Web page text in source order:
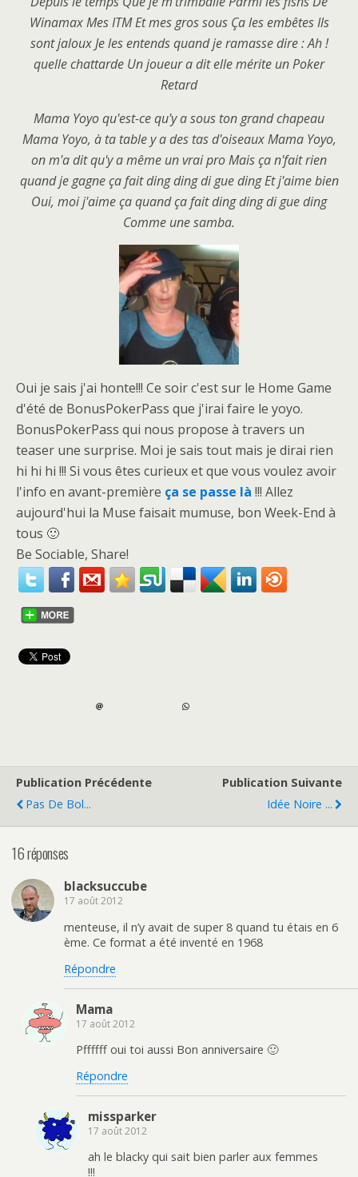
Winamax Mes ITM Et mes gros sous Ça les embêtes Ils
sont jaloux Je les entends quand je ramasse dire : Ah !
quelle chattarde Un joueur a dit elle mérite un Poker
Retard
Mama Yoyo qu'est-ce qu'y a sous ton grand chapeau
Mama Yoyo, à ta table y a des tas d'oiseaux Mama Yoyo,
on m'a dit qu'y a même un vrai proMais ça n'fait rien
quand je gagne ça fait ding ding di gue ding Et j'aime bien
Oui, moi j'aime ça quand ça fait ding ding di gue ding
Comme une samba.
Oui je sais j'ai honte!!! Ce soir c'est sur le Home Game
d'été de BonusPokerPass que j'irai faire le yoyo.
BonusPokerPass qui nous propose à travers un
teaser une surprise. Moi je sais tout mais je dirai rien
hi hi hi !!! Si vous êtes curieux et que vous voulez avoir
l'info en avant-première ça se passe là !!! Allez
aujourd'hui la Muse faisait mumuse, bon Week-End à
tous 🙂
Be Sociable, Share!
Publication Précédente
Pas De Bol...
Publication Suivante
Idée Noire ...
16 réponses
blacksuccube
17 août 2012
menteuse, il n’y avait de super 8 quand tu étais en 6
ème. Ce format a été inventé en 1968
Répondre
Mama
17 août 2012
Pffffff oui toi aussi Bon anniversaire 🙂
Répondre
missparker
17 août 2012
ah le blacky qui sait bien parler aux femmes
!!!